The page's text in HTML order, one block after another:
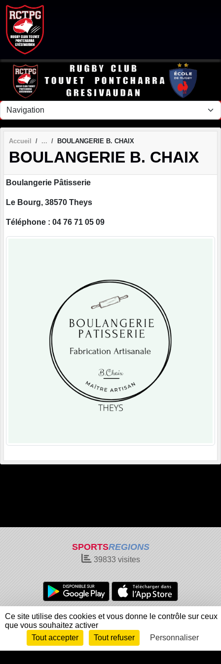
Accueil BOULANGERIE B. CHAIX
BOULANGERIE B. CHAIX
Boulangerie Pâtisserie
Le Bourg, 38570 Theys
Téléphone : 04 76 71 05 09
SPORTSREGIONS
39833visites
Charte cookies
Gestion des cookies
Informations légales
Signaler un contenu inapproprié
Envie de participer ?
Connexion
Panneau de gestion des cookies
Ce site utilise des cookies et vous donne le contrôle sur ceux
que vous souhaitez activer
Tout accepter
Tout refuser Personnaliser